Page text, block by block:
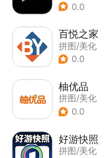
0.0
百悦之家
拼图/美化
0.0
柚优品
拼图/美化
0.0
好游快照
拼图/美化